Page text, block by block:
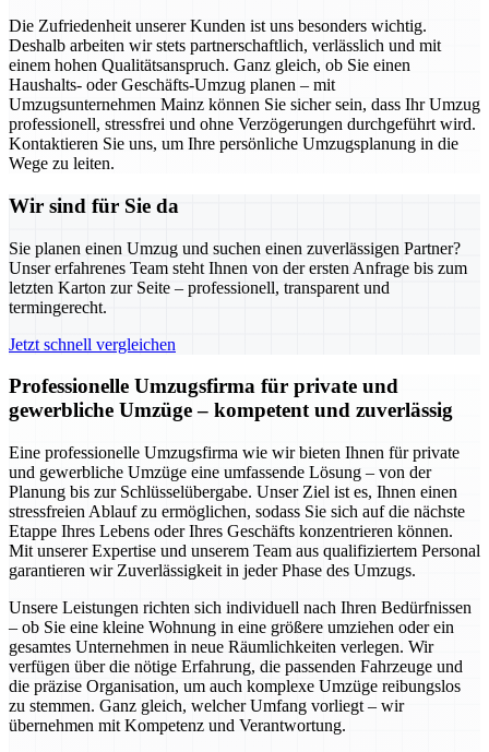
Die Zufriedenheit unserer Kunden ist uns besonders wichtig.
Deshalb arbeiten wir stets partnerschaftlich, verlässlich und mit
einem hohen Qualitätsanspruch. Ganz gleich, ob Sie einen
Haushalts- oder Geschäfts-Umzug planen – mit
Umzugsunternehmen Mainz können Sie sicher sein, dass Ihr Umzug
professionell, stressfrei und ohne Verzögerungen durchgeführt wird.
Kontaktieren Sie uns, um Ihre persönliche Umzugsplanung in die
Wege zu leiten.
Wir sind für Sie da
Sie planen einen Umzug und suchen einen zuverlässigen Partner?
Unser erfahrenes Team steht Ihnen von der ersten Anfrage bis zum
letzten Karton zur Seite – professionell, transparent und
termingerecht.
Jetzt schnell vergleichen
Professionelle Umzugsfirma für private und
gewerbliche Umzüge – kompetent und zuverlässig
Eine professionelle Umzugsfirma wie wir bieten Ihnen für private
und gewerbliche Umzüge eine umfassende Lösung – von der
Planung bis zur Schlüsselübergabe. Unser Ziel ist es, Ihnen einen
stressfreien Ablauf zu ermöglichen, sodass Sie sich auf die nächste
Etappe Ihres Lebens oder Ihres Geschäfts konzentrieren können.
Mit unserer Expertise und unserem Team aus qualifiziertem Personal
garantieren wir Zuverlässigkeit in jeder Phase des Umzugs.
Unsere Leistungen richten sich individuell nach Ihren Bedürfnissen
– ob Sie eine kleine Wohnung in eine größere umziehen oder ein
gesamtes Unternehmen in neue Räumlichkeiten verlegen. Wir
verfügen über die nötige Erfahrung, die passenden Fahrzeuge und
die präzise Organisation, um auch komplexe Umzüge reibungslos
zu stemmen. Ganz gleich, welcher Umfang vorliegt – wir
übernehmen mit Kompetenz und Verantwortung.